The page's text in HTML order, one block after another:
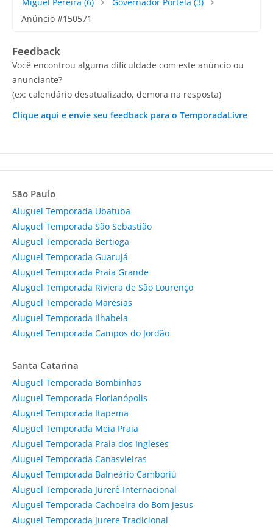
Miguel Pereira (6) Governador Portela (3)
Anúncio #150571
Feedback
Você encontrou alguma dificuldade com este anúncio ou
anunciante?
(ex: calendário desatualizado, demora na resposta)
Clique aqui e envie seu feedback para o TemporadaLivre
São Paulo
Aluguel Temporada Ubatuba
Aluguel Temporada São Sebastião
Aluguel Temporada Bertioga
Aluguel Temporada Guarujá
Aluguel Temporada Praia Grande
Aluguel Temporada Riviera de São Lourenço
Aluguel Temporada Maresias
Aluguel Temporada Ilhabela
Aluguel Temporada Campos do Jordão
Santa Catarina
Aluguel Temporada Bombinhas
Aluguel Temporada Florianópolis
Aluguel Temporada Itapema
Aluguel Temporada Meia Praia
Aluguel Temporada Praia dos Ingleses
Aluguel Temporada Canasvieiras
Aluguel Temporada Balneário Camboriú
Aluguel Temporada Jurerê Internacional
Aluguel Temporada Cachoeira do Bom Jesus
Aluguel Temporada Jurere Tradicional